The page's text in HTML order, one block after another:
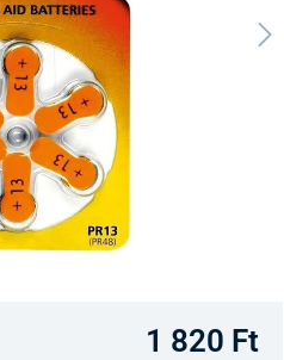
1 820 Ft